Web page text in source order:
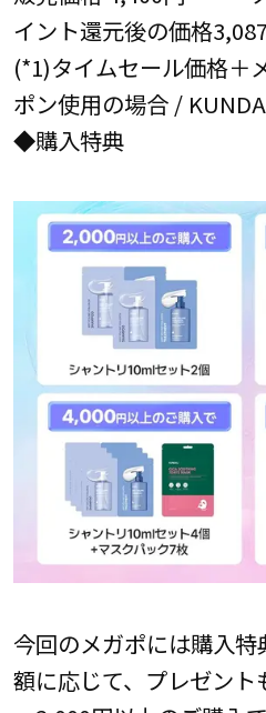
イント還元後の価格
(*1)タイムセール価格＋
ポン使用の場合 /
◆購入特典
今回のメガポには購入
額に応じて、プレゼント